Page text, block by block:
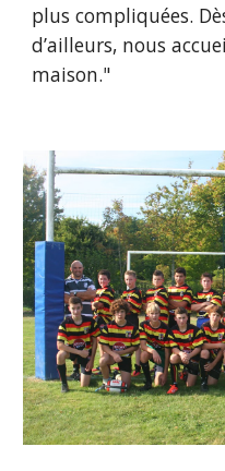
plus compliquées.
d’ailleurs, nous
maison."